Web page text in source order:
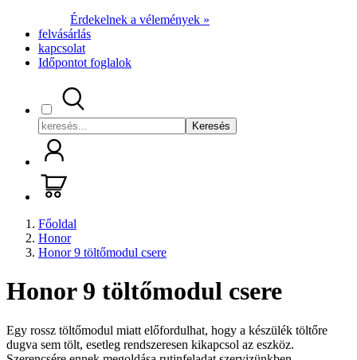
Érdekelnek a vélemények »
felvásárlás
kapcsolat
Időpontot foglalok
Keresés
Főoldal
Honor
Honor 9 töltőmodul csere
Honor 9 töltőmodul csere
Egy rossz töltőmodul miatt előfordulhat, hogy a készülék töltőre
dugva sem tölt, esetleg rendszeresen kikapcsol az eszköz.